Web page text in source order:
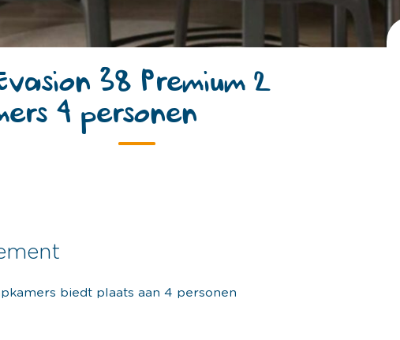
38 Premium 2
4 personen
biedt plaats aan 4 personen